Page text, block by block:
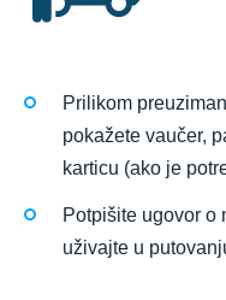
Prilikom
pokažete vaučer,
karticu (ako je
Potpišite ugovor o
uživajte u